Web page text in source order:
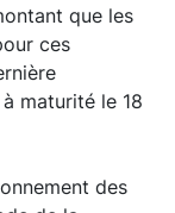
que les
ces
maturité le 18
des